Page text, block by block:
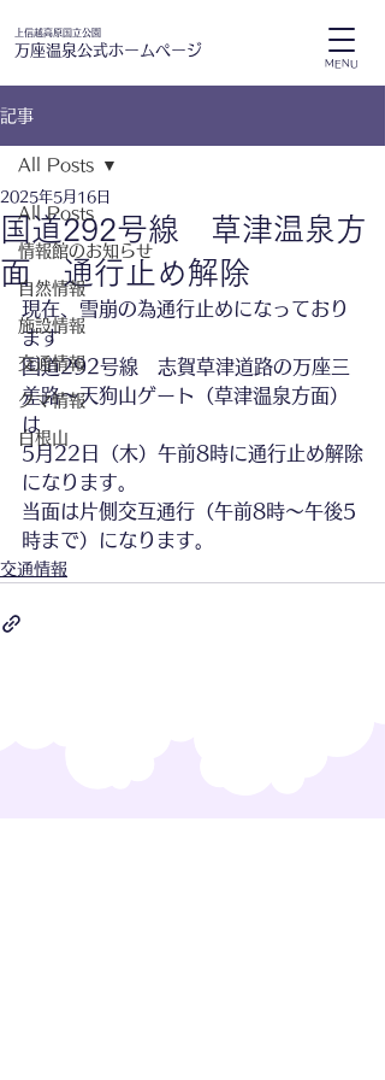
上信越高原国立公園
万座温泉公式ホームページ
MENU
記事
All Posts
情報館のお知らせ
自然情報
施設情報
交通情報
クマ情報
白根山
All Posts
国道292号線 草津温泉方
面 通行止め解除
2025年5月16日
現在、雪崩の為通行止めになっており
ます
国道292号線　志賀草津道路の万座三
差路～天狗山ゲート（草津温泉方面）
は
5月22日（木）午前8時に通行止め解除
になります。
当面は片側交互通行（午前8時～午後5
時まで）になります。
交通情報